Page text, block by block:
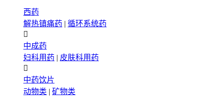
西药
解热镇痛药 | 循环系统药

中成药
妇科用药 | 皮肤科用药

中药饮片
动物类 | 矿物类